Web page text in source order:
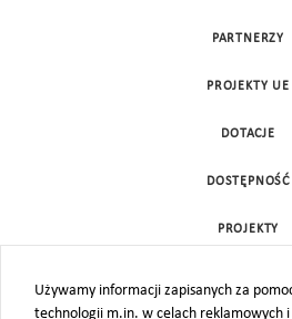
Używamy informacji zapisanych za
technologii m.in. w celach reklamowych
PARTNERZY
PROJEKTY UE
DOTACJE
DOSTĘPNOŚĆ
PROJEKTY